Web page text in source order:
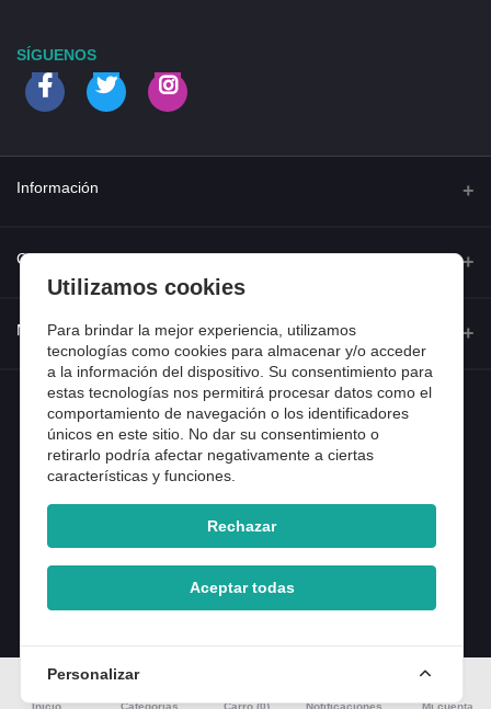
SÍGUENOS
Información
Quienes somos
Contacta con nosotros
Dónde estamos
Preguntas frecuentes
Entradas de blog
Contacto
Dirección
Calle Ferraz 42, Madrid
Teléfono
918 13 81 81
Email
Mi cuenta
Iniciar sesión
Historial de pedidos
Mi lista de compra
Copyright 2025 © TienDental productos dentales, S.L..
Inicio Categorías Carro (0) Notificaciones Mi cuenta
Utilizamos cookies
Para brindar la mejor experiencia, utilizamos
tecnologías como cookies para almacenar y/o acceder
a la información del dispositivo. Su consentimiento para
estas tecnologías nos permitirá procesar datos como el
comportamiento de navegación o los identificadores
únicos en este sitio. No dar su consentimiento o
retirarlo podría afectar negativamente a ciertas
características y funciones.
Rechazar
Aceptar todas
Personalizar